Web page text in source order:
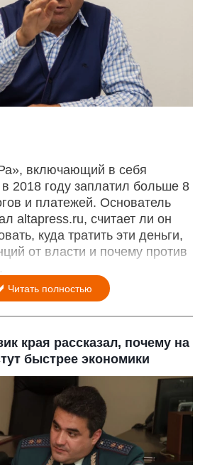
включающий в себя
2018 году заплатил больше 8
и платежей. Основатель
altapress.ru, считает ли он
куда тратить эти деньги,
от власти и почему против
Читать полностью
края рассказал, почему на
быстрее экономики